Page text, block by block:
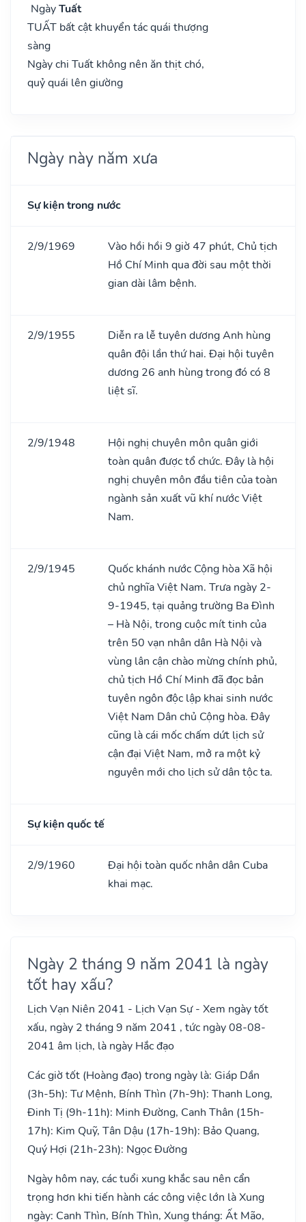
NgàyTuất
TUẤT bất cật khuyển tác quái thượng
sàng
Ngày chi Tuất không nên ăn thịt chó,
quỷ quái lên giường
Ngày này năm xưa
Sự kiện trong nước
2/9/1969
Vào hồi hồi 9 giờ 47 phút, Chủ tịch
Hồ Chí Minh qua đời sau một thời
gian dài lâm bệnh.
2/9/1955
Diễn ra lễ tuyên dương Anh hùng
quân đội lần thứ hai. Đại hội tuyên
dương 26 anh hùng trong đó có 8
liệt sĩ.
2/9/1948
Hội nghị chuyên môn quân giới
toàn quân được tổ chức. Đây là hội
nghị chuyên môn đầu tiên của toàn
ngành sản xuất vũ khí nước Việt
Nam.
2/9/1945
Quốc khánh nước Cộng hòa Xã hội
chủ nghĩa Việt Nam. Trưa ngày 2-
9-1945, tại quảng trường Ba Đình
– Hà Nội, trong cuộc mít tinh của
trên 50 vạn nhân dân Hà Nội và
vùng lân cận chào mừng chính phủ,
chủ tịch Hồ Chí Minh đã đọc bản
tuyên ngôn độc lập khai sinh nước
Việt Nam Dân chủ Cộng hòa. Đây
cũng là cái mốc chấm dứt lịch sử
cận đại Việt Nam, mở ra một kỷ
nguyên mới cho lịch sử dân tộc ta.
Sự kiện quốc tế
2/9/1960
Đại hội toàn quốc nhân dân Cuba
khai mạc.
Ngày 2 tháng 9 năm 2041 là ngày
tốt hay xấu?
Lịch Vạn Niên 2041 - Lịch Vạn Sự - Xem ngày tốt
xấu, ngày 2 tháng 9 năm 2041 , tức ngày 08-08-
2041 âm lịch, là ngày Hắc đạo
Các giờ tốt (Hoàng đạo) trong ngày là: Giáp Dần
(3h-5h): Tư Mệnh, Bính Thìn (7h-9h): Thanh Long,
Đinh Tị (9h-11h): Minh Đường, Canh Thân (15h-
17h): Kim Quỹ, Tân Dậu (17h-19h): Bảo Quang,
Quý Hợi (21h-23h): Ngọc Đường
Ngày hôm nay, các tuổi xung khắc sau nên cẩn
trọng hơn khi tiến hành các công việc lớn là Xung
ngày: Canh Thìn, Bính Thìn, Xung tháng: Ất Mão,